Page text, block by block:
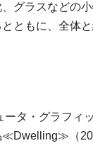
グラスなど
ともに、全体
タ・グラフ
（